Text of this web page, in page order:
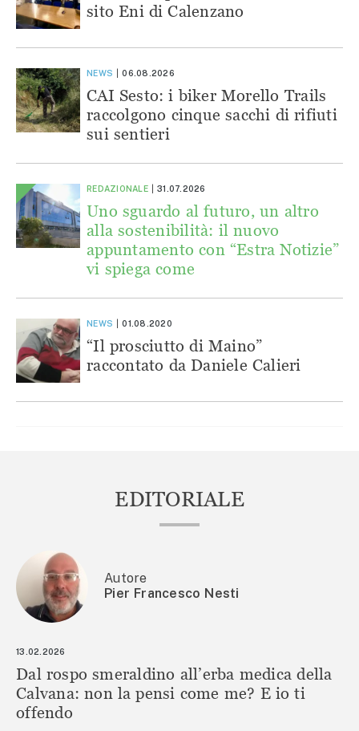
sito Eni di Calenzano
NEWS 06.08.2026
CAI Sesto: i biker Morello Trails
raccolgono cinque sacchi di rifiuti
sui sentieri
REDAZIONALE 31.07.2026
Uno sguardo al futuro, un altro
alla sostenibilità: il nuovo
appuntamento con “Estra Notizie”
vi spiega come
NEWS 01.08.2020
“Il prosciutto di Maino”
raccontato da Daniele Calieri
EDITORIALE
Autore
Pier Francesco Nesti
13.02.2026
Dal rospo smeraldino all’erba medica della
Calvana: non la pensi come me? E io ti
offendo